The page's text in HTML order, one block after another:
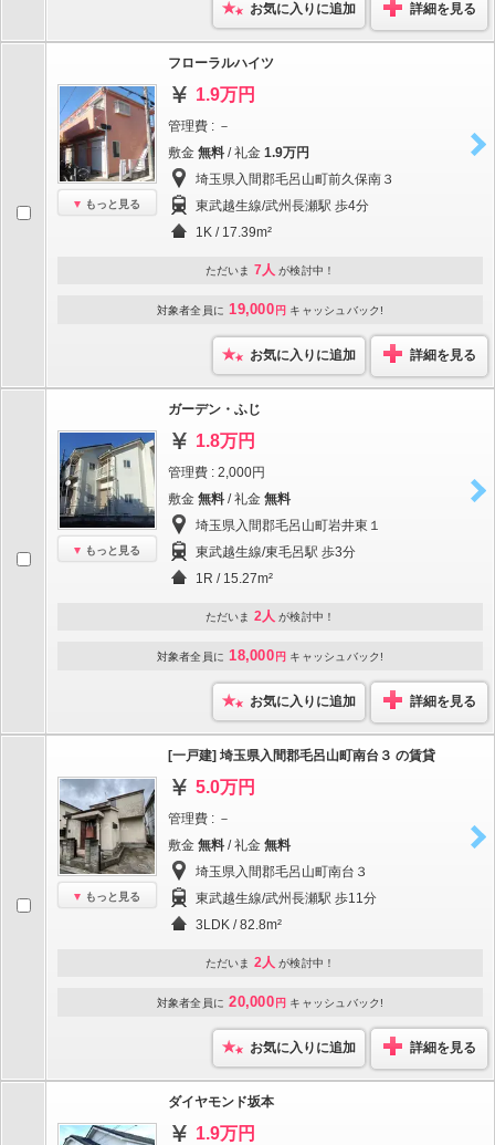
お気に入りに追加 詳細を見る
もっと見る
フローラルハイツ
1.9万円
管理費 : －
敷金 無料 / 礼金 1.9万円
埼玉県入間郡毛呂山町前久保南３
東武越生線/武州長瀬駅 歩4分
1K / 17.39m²
ただいま 7人 が検討中！
対象者全員に 19,000 円 キャッシュバック!
お気に入りに追加 詳細を見る
もっと見る
ガーデン・ふじ
1.8万円
管理費 : 2,000円
敷金 無料 / 礼金 無料
埼玉県入間郡毛呂山町岩井東１
東武越生線/東毛呂駅 歩3分
1R / 15.27m²
ただいま 2人 が検討中！
対象者全員に 18,000 円 キャッシュバック!
お気に入りに追加 詳細を見る
もっと見る
[一戸建] 埼玉県入間郡毛呂山町南台３ の賃貸
5.0万円
管理費 : －
敷金 無料 / 礼金 無料
埼玉県入間郡毛呂山町南台３
東武越生線/武州長瀬駅 歩11分
3LDK / 82.8m²
ただいま 2人 が検討中！
対象者全員に 20,000 円 キャッシュバック!
お気に入りに追加 詳細を見る
ダイヤモンド坂本
1.9万円